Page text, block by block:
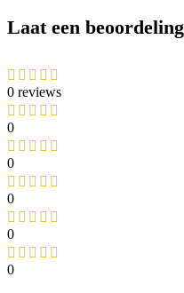
Laat een
0 reviews
0
0
0
0
0